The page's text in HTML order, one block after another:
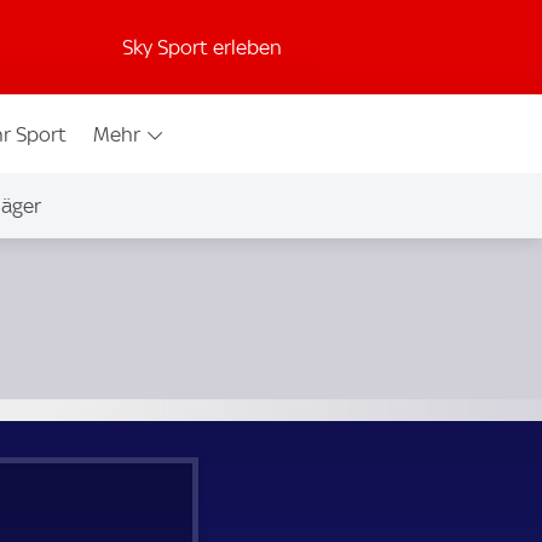
Sky Sport erleben
Sport Mehr